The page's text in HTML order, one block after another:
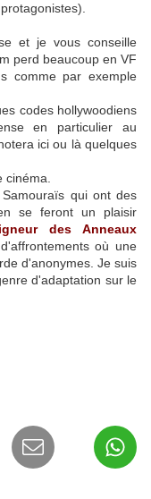
et je vous conseille
perd beaucoup en VF
comme par exemple
codes hollywoodiens
en particulier au
ici ou là quelques
qui ont des
se feront un plaisir
des Anneaux
où une
d'anonymes. Je suis
d'adaptation sur le